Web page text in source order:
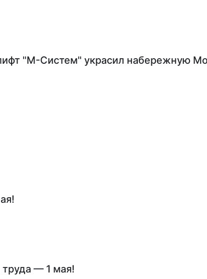
"М-Систем" украсил набережную
— 1 мая!